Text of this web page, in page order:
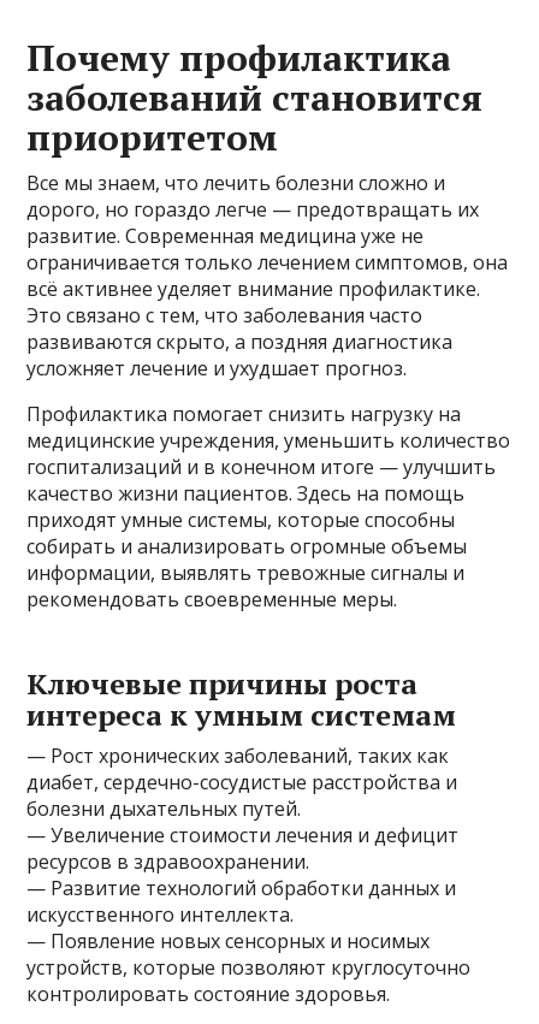
Почему профилактика
заболеваний становится
приоритетом
Все мы знаем, что лечить болезни сложно и
дорого, но гораздо легче — предотвращать их
развитие. Современная медицина уже не
ограничивается только лечением симптомов, она
всё активнее уделяет внимание профилактике.
Это связано с тем, что заболевания часто
развиваются скрыто, а поздняя диагностика
усложняет лечение и ухудшает прогноз.
Профилактика помогает снизить нагрузку на
медицинские учреждения, уменьшить количество
госпитализаций и в конечном итоге — улучшить
качество жизни пациентов. Здесь на помощь
приходят умные системы, которые способны
собирать и анализировать огромные объемы
информации, выявлять тревожные сигналы и
рекомендовать своевременные меры.
Ключевые причины роста
интереса к умным системам
— Рост хронических заболеваний, таких как
диабет, сердечно-сосудистые расстройства и
болезни дыхательных путей.
— Увеличение стоимости лечения и дефицит
ресурсов в здравоохранении.
— Развитие технологий обработки данных и
искусственного интеллекта.
— Появление новых сенсорных и носимых
устройств, которые позволяют круглосуточно
контролировать состояние здоровья.